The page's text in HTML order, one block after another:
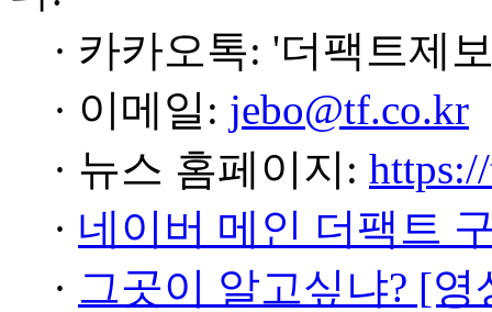
· 카카오톡: '더팩트제
· 이메일: jebo@tf.co.kr
· 뉴스 홈페이지:
· 네이버 메인 더팩트
· 그곳이 알고싶냐? [